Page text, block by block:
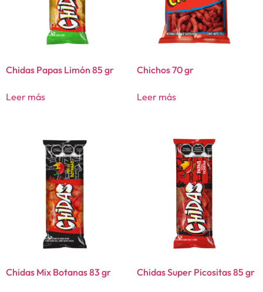
Chidas Papas Limón 85 gr
Leer más
Chichos 70 gr
Leer más
Chidas Mix Botanas 83 gr Chidas Super Picositas 85 gr